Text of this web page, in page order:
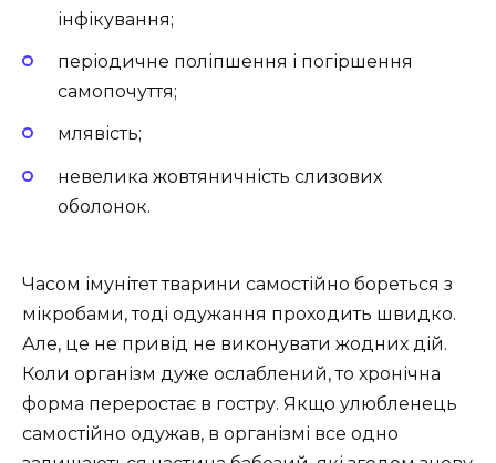
інфікування;
періодичне поліпшення і погіршення
самопочуття;
млявість;
невелика жовтяничність слизових
оболонок.
Часом імунітет тварини самостійно бореться з
мікробами, тоді одужання проходить швидко.
Але, це не привід не виконувати жодних дій.
Коли організм дуже ослаблений, то хронічна
форма переростає в гостру. Якщо улюбленець
самостійно одужав, в організмі все одно